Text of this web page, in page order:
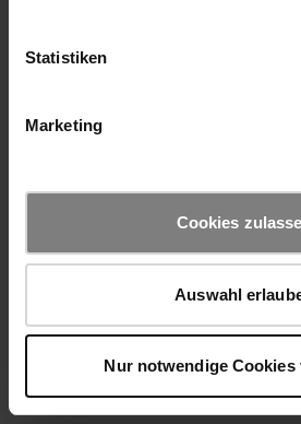
Statistiken
Marketing
Cookies
Auswahl
Nur notwendige Cookies